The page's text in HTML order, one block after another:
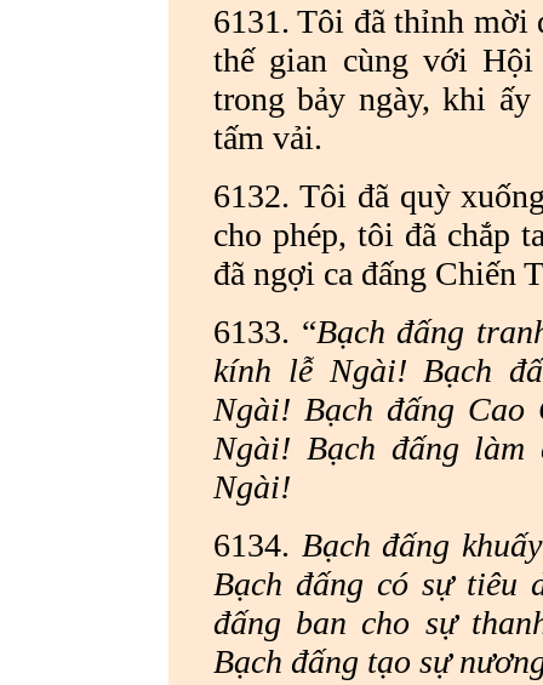
6131. Tôi đã thỉnh mời
thế gian cùng với
trong bảy ngày, khi
tấm vải.
6132. Tôi đã quỳ
cho phép, tôi đã chắp
đã ngợi ca đấng Chiến
6133. “Bạch đấng
kính lễ Ngài! Bạch
Ngài! Bạch đấng
Ngài! Bạch đấng
Ngài!
6134. Bạch đấng
Bạch đấng có sự tiêu
đấng ban cho sự
Bạch đấng tạo sự